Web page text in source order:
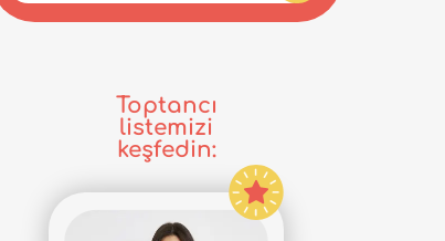
Toptancı
listemizi
keşfedin: